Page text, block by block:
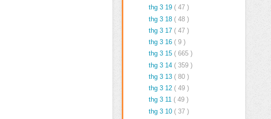
thg 3 19 ( 47 )
thg 3 18 ( 48 )
thg 3 17 ( 47 )
thg 3 16 ( 9 )
thg 3 15 ( 665 )
thg 3 14 ( 359 )
thg 3 13 ( 80 )
thg 3 12 ( 49 )
thg 3 11 ( 49 )
thg 3 10 ( 37 )